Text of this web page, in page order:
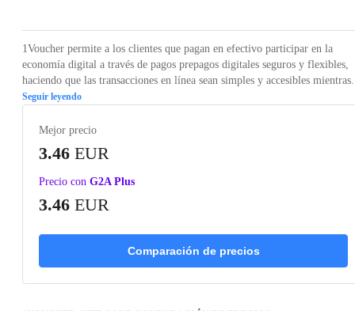
1Voucher permite a los clientes que pagan en efectivo participar en la
economía digital a través de pagos prepagos digitales seguros y flexibles,
haciendo que las transacciones en línea sean simples y accesibles
Seguir leyendo
Mejor precio
3.46 EUR
Precio con G2A Plus
3.46 EUR
Comparación de precios